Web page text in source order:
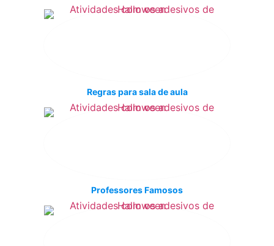
Regras para sala de aula
Professores Famosos